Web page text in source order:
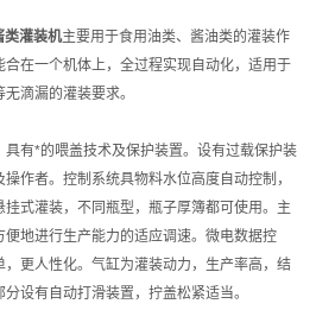
类灌装机主要用于食用油类、酱油类的灌装作
在一个机体上，全过程实现自动化，适用于
滴漏的灌装要求。
有*的喂盖技术及保护装置。设有过载保护装
作者。控制系统具物料水位高度自动控制，
式灌装，不同瓶型，瓶子厚簿都可使用。主
地进行生产能力的适应调速。微电数据控
更人性化。气缸为灌装动力，生产率高，结
设有自动打滑装置，拧盖松紧适当。